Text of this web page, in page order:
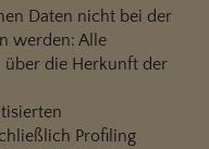
Daten nicht bei der
werden: Alle
die Herkunft der
Profiling